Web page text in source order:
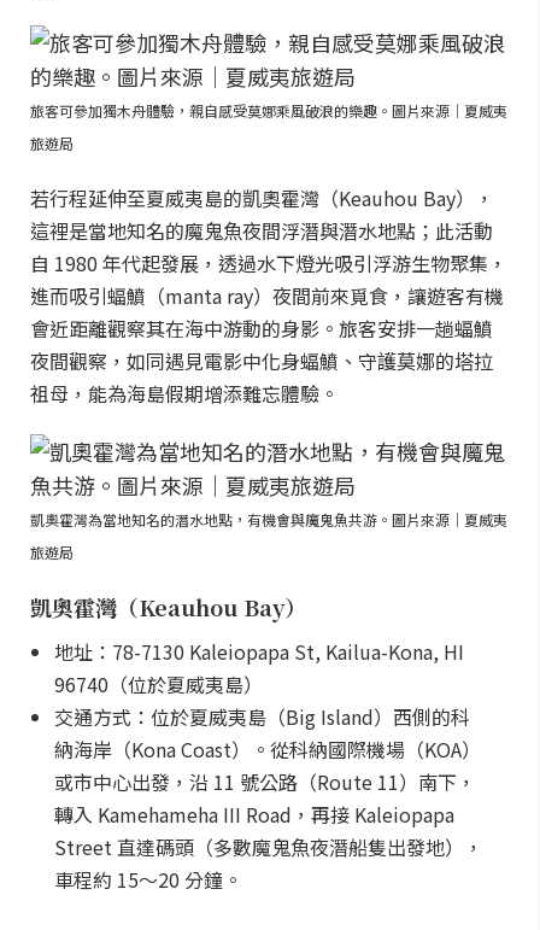
旅客可參加獨木舟體驗，親自感受莫娜乘風破浪的樂趣。圖片來源｜夏威夷
旅遊局
若行程延伸至夏威夷島的凱奧霍灣（Keauhou Bay），
這裡是當地知名的魔鬼魚夜間浮潛與潛水地點；此活動
自 1980 年代起發展，透過水下燈光吸引浮游生物聚集，
進而吸引蝠鱝（manta ray）夜間前來覓食，讓遊客有機
會近距離觀察其在海中游動的身影。旅客安排一趟蝠鱝
夜間觀察，如同遇見電影中化身蝠鱝、守護莫娜的塔拉
祖母，能為海島假期增添難忘體驗。
凱奧霍灣為當地知名的潛水地點，有機會與魔鬼魚共游。圖片來源｜夏威夷
旅遊局
凱奧霍灣（Keauhou Bay）
地址：78-7130 Kaleiopapa St, Kailua-Kona, HI
96740（位於夏威夷島）
交通方式：位於夏威夷島（Big Island）西側的科
納海岸（Kona Coast）。從科納國際機場（KOA）
或市中心出發，沿 11 號公路（Route 11）南下，
轉入 Kamehameha III Road，再接 Kaleiopapa
Street 直達碼頭（多數魔鬼魚夜潛船隻出發地），
車程約 15～20 分鐘。